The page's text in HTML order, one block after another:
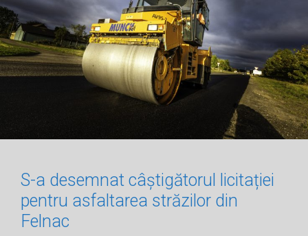
S-a desemnat câștigătorul licitației
pentru asfaltarea străzilor din
Felnac